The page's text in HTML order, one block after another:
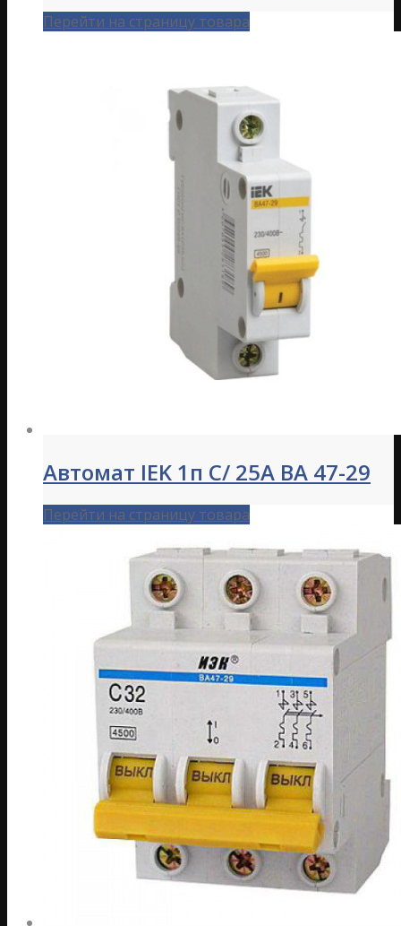
Перейти на страницу товара
Автомат IEK 1п C/ 25А ВА 47-29
Перейти на страницу товара